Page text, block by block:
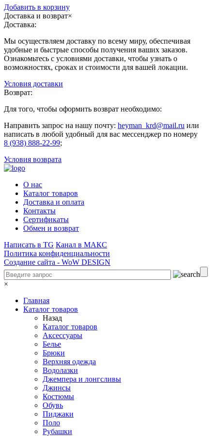
Добавить в корзину
Доставка и возврат×
Доставка:
Мы осуществляем доставку по всему миру, обеспечивая
удобные и быстрые способы получения ваших заказов.
Ознакомьтесь с условиями доставки, чтобы узнать о
возможностях, сроках и стоимости для вашей локации.
Условия доставки
Возврат:
Для того, чтобы оформить возврат необходимо:
Направить запрос на нашу почту: heyman_krd@mail.ru или
написать в любой удобный для вас мессенджер по номеру
8 (938) 888-22-99;
Условия возврата
О нас
Каталог товаров
Доставка и оплата
Контакты
Сертификаты
Обмен и возврат
Написать в TG Канал в МАКС
Политика конфиденциальности
Создание сайта - WoW DESIGN
×
Главная
Каталог товаров
Назад
Каталог товаров
Аксессуары
Белье
Брюки
Верхняя одежда
Водолазки
Джемпера и лонгсливы
Джинсы
Костюмы
Обувь
Пиджаки
Поло
Рубашки